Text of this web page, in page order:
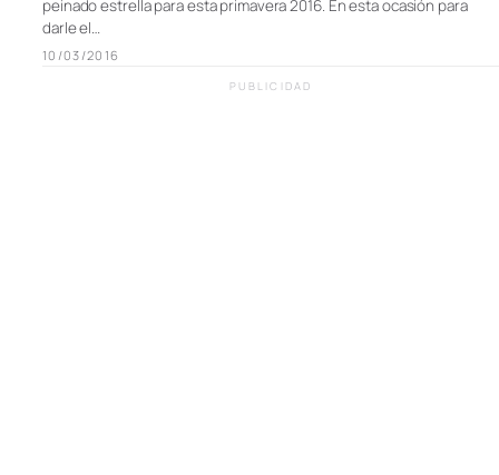
peinado estrella para esta primavera 2016. En esta ocasión para
darle el…
10/03/2016
PUBLICIDAD